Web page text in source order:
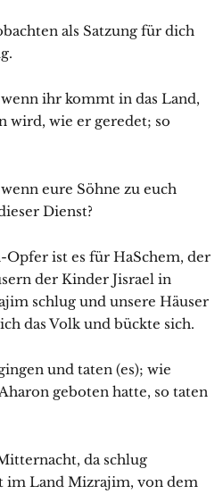
als Satzung für dich
ihr kommt in das Land,
wird, wie er geredet; so
eure Söhne zu euch
Dienst?
Opfer ist es für HaSchem, der
der Kinder Jisrael in
schlug und unsere Häuser
das Volk und bückte sich.
und taten (es); wie
geboten hatte, so taten
da schlug
im Land Mizrajim, von dem